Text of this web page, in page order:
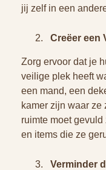
jij zelf in een
Creëer een
Zorg ervoor dat je
veilige plek heeft
een mand, een
kamer zijn waar
ruimte moet
en items die ze
Verminder